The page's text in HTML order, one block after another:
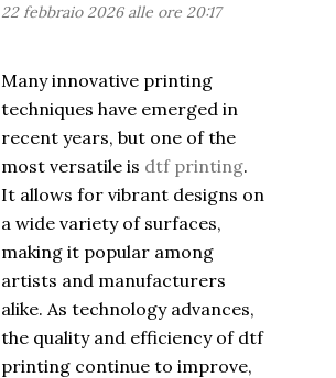
22 febbraio 2026 alle ore 20:17
Many innovative printing
techniques have emerged in
recent years, but one of the
most versatile is dtf printing.
It allows for vibrant designs on
a wide variety of surfaces,
making it popular among
artists and manufacturers
alike. As technology advances,
the quality and efficiency of dtf
printing continue to improve,